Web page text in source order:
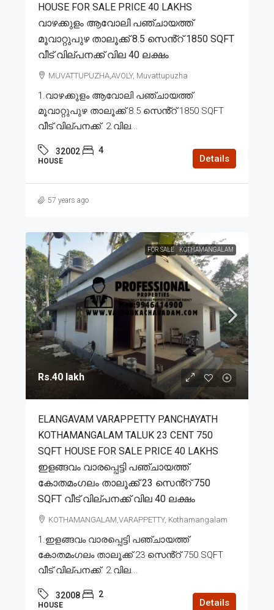
HOUSE FOR SALE PRICE 40 LAKHS
വാഴക്കുളം ആവോലി പഞ്ചായത്ത്
മൂവാറ്റുപുഴ താലൂക്ക് 8.5 സെൻ്റ് 1850 SQFT
വീട് വില്പനക്ക് വില 40 ലക്ഷം
MUVATTUPUZHA,AVOLY, Muvattupuzha
1.വാഴക്കുളം ആവോലി പഞ്ചായത്ത്
മൂവാറ്റുപുഴ താലൂക്ക് 8.5 സെൻ്റ് 1850 SQFT
വീട് വില്പനക്ക്. 2.വില...
32002 4
HOUSE Details
57 years ago
FOR SALE KOTHAMANGALAM
Rs.40 lakh
ELANGAVAM VARAPPETTY PANCHAYATH
KOTHAMANGALAM TALUK 23 CENT 750
SQFT HOUSE FOR SALE PRICE 40 LAKHS
ഇളങ്ങവം വാരപ്പെട്ടി പഞ്ചായത്ത്
കോതമംഗലം താലൂക്ക് 23 സെൻ്റ് 750
SQFT വീട് വില്പനക്ക് വില 40 ലക്ഷം
KOTHAMANGALAM,VARAPPETTY, Kothamangalam
1.ഇളങ്ങവം വാരപ്പെട്ടി പഞ്ചായത്ത്
കോതമംഗലം താലൂക്ക് 23 സെൻ്റ് 750 SQFT
വീട് വില്പനക്ക്. 2.വില...
32008 2
HOUSE Details